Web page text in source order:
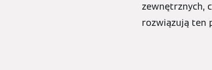
zewnętrznych,
rozwiązują ten